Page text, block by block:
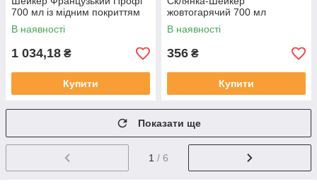
700 мл із мідним покриттям
В наявності
1 034,18 ₴
Купити
жовтогарячий 700 мл
В наявності
356 ₴
Купити
Показати ще
1 / 6